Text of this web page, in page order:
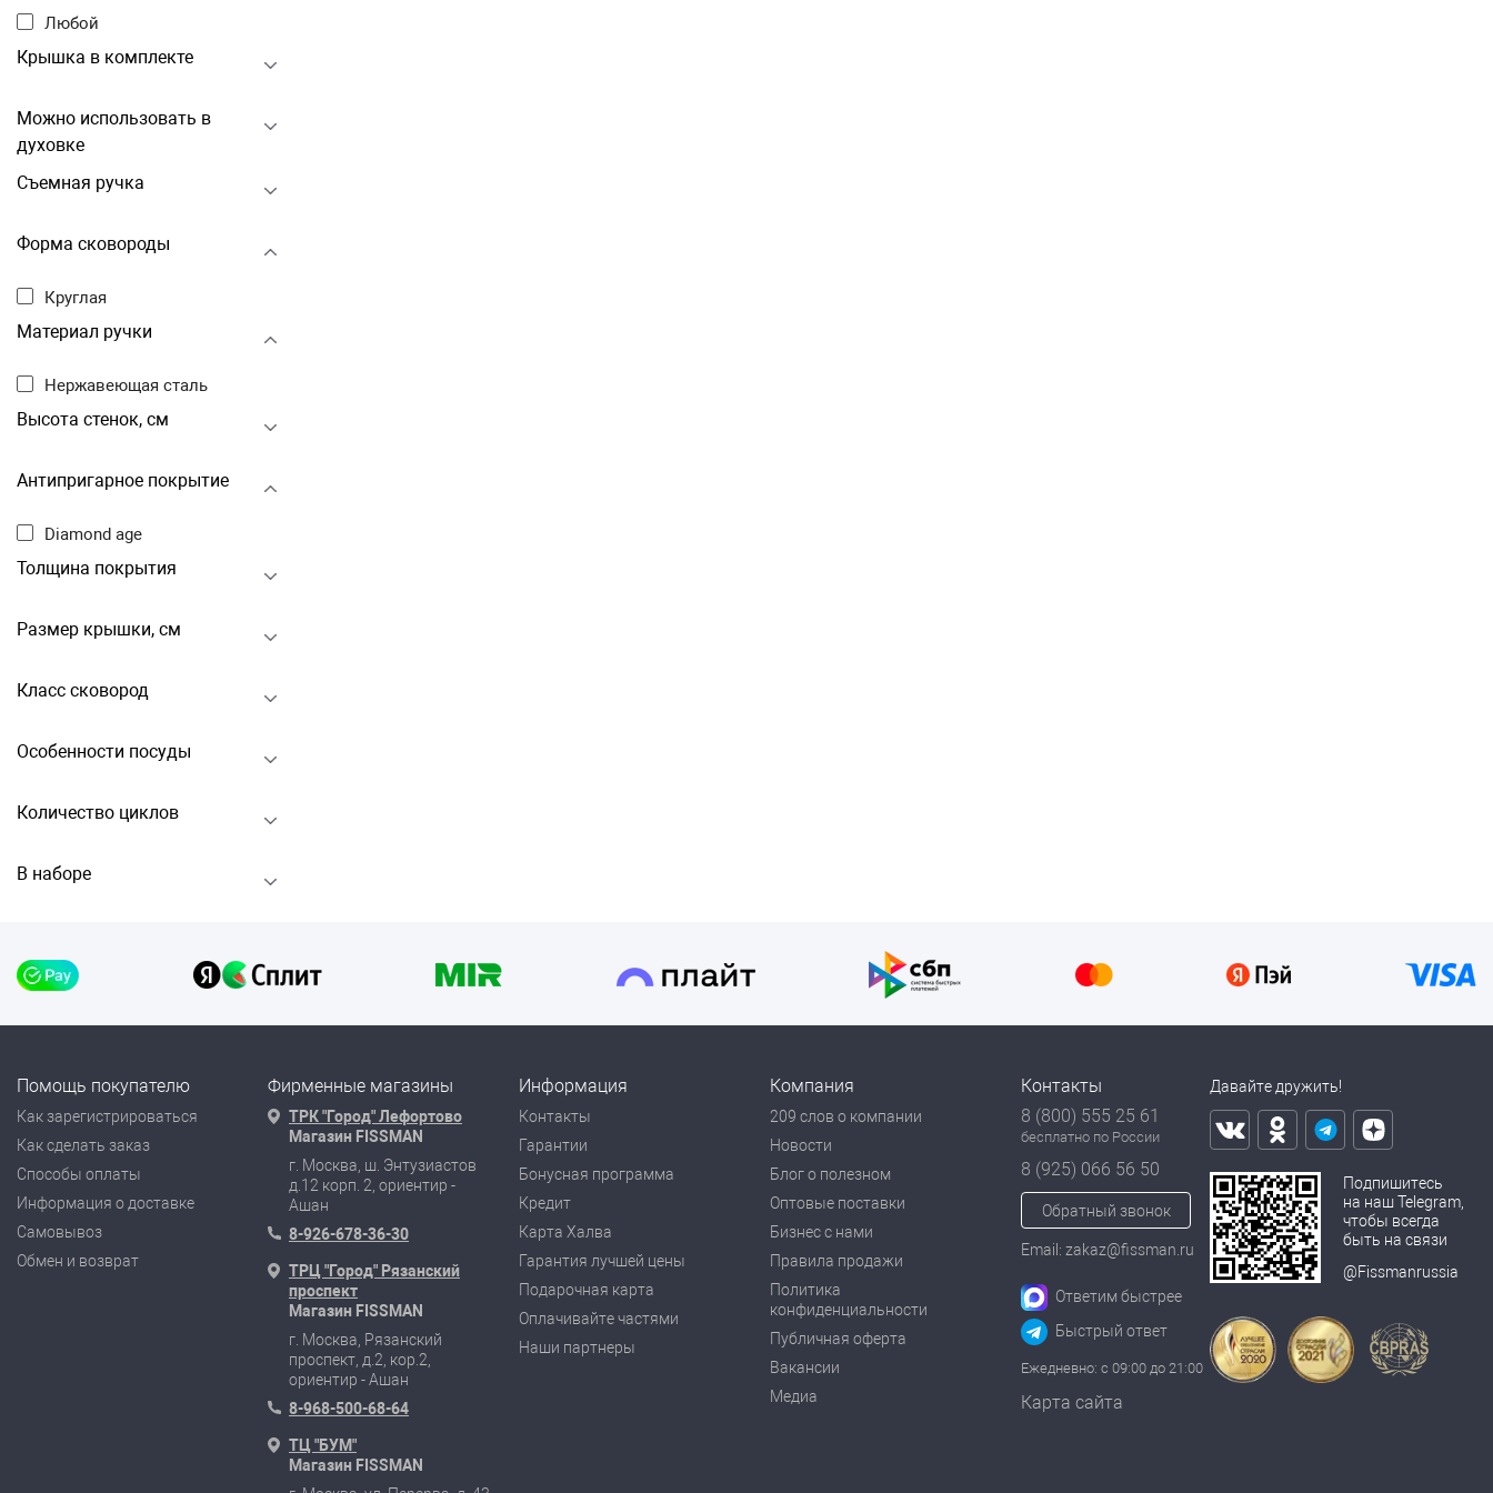
Любой
Крышка в комплекте
Можно использовать в
духовке
Съемная ручка
Форма сковороды
Круглая
Материал ручки
Нержавеющая сталь
Высота стенок, см
Антипригарное покрытие
Diamond age
Толщина покрытия
Размер крышки, см
Класс сковород
Особенности посуды
Количество циклов
В наборе
Помощь покупателю
Как зарегистрироваться
Как сделать заказ
Способы оплаты
Информация о доставке
Самовывоз
Обмен и возврат
Фирменные магазины
ТРК "Город" Лефортово
Магазин FISSMAN
г. Москва, ш. Энтузиастов
д.12 корп. 2, ориентир -
Ашан
8-926-678-36-30
ТРЦ "Город" Рязанский
проспект
Магазин FISSMAN
г. Москва, Рязанский
проспект, д.2, кор.2,
ориентир - Ашан
8-968-500-68-64
ТЦ "БУМ"
Магазин FISSMAN
Информация
Контакты
Гарантии
Бонусная программа
Кредит
Карта Халва
Гарантия лучшей цены
Подарочная карта
Оплачивайте частями
Наши партнеры
Компания
209 слов о компании
Новости
Блог о полезном
Оптовые поставки
Бизнес с нами
Правила продажи
Политика
конфиденциальности
Публичная оферта
Вакансии
Медиа
Контакты
8 (800) 555 25 61
бесплатно по России
8 (925) 066 56 50
Обратный звонок
Email: zakaz@fissman.ru
Ответим быстрее
Быстрый ответ
Ежедневно: с 09:00 до 21:00
Карта сайта
Давайте дружить!
Подпишитесь
на наш Telegram,
чтобы всегда
быть на связи
@Fissmanrussia